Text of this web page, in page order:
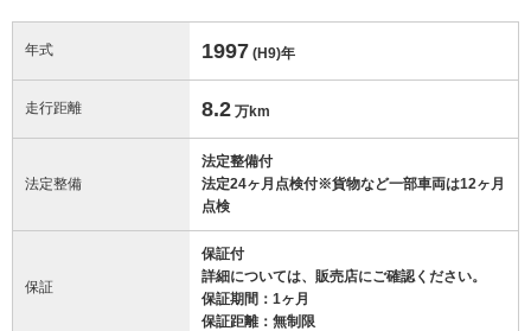
年式 1997 (H9)年
走行距離 8.2 万km
法定整備
法定整備付
法定24ヶ月点検付※貨物など一部車両は12ヶ月
点検
保証
保証付
詳細については、販売店にご確認ください。
保証期間：1ヶ月
保証距離：無制限